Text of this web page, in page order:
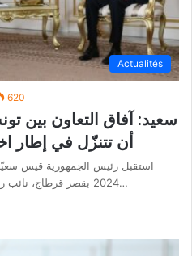
Actualités
620
سعيد: آفاق التعاون بين
أن تتنزّل في إطار
2024 بقصر قرطاج، نائب رئيس مجموعة البنك العالمي لمنطقة…